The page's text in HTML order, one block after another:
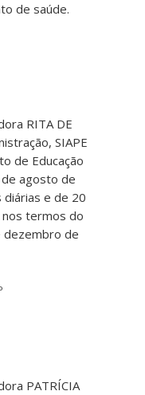
de saúde.
RITA DE
SIAPE
de Educação
agosto de
e de 20
termos do
dezembro de
PATRÍCIA